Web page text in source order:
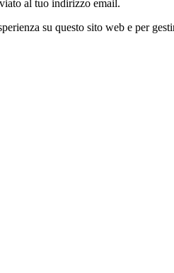
al tuo indirizzo email.
su questo sito web e per